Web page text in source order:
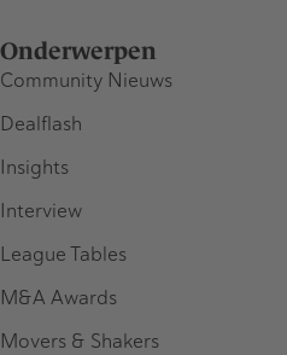
Onderwerpen
Community Nieuws
Dealflash
Insights
Interview
League Tables
M&A Awards
Movers & Shakers